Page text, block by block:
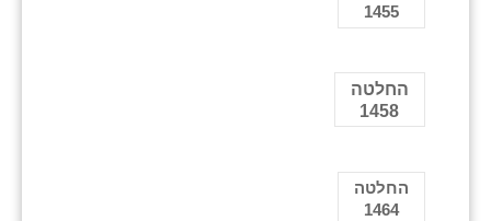
1455
החלטה
1458
החלטה
1464